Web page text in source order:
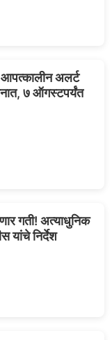
आपत्कालीन अलर्ट
७ ऑगस्टपर्यंत
गती! अत्याधुनिक
यांचे निर्देश